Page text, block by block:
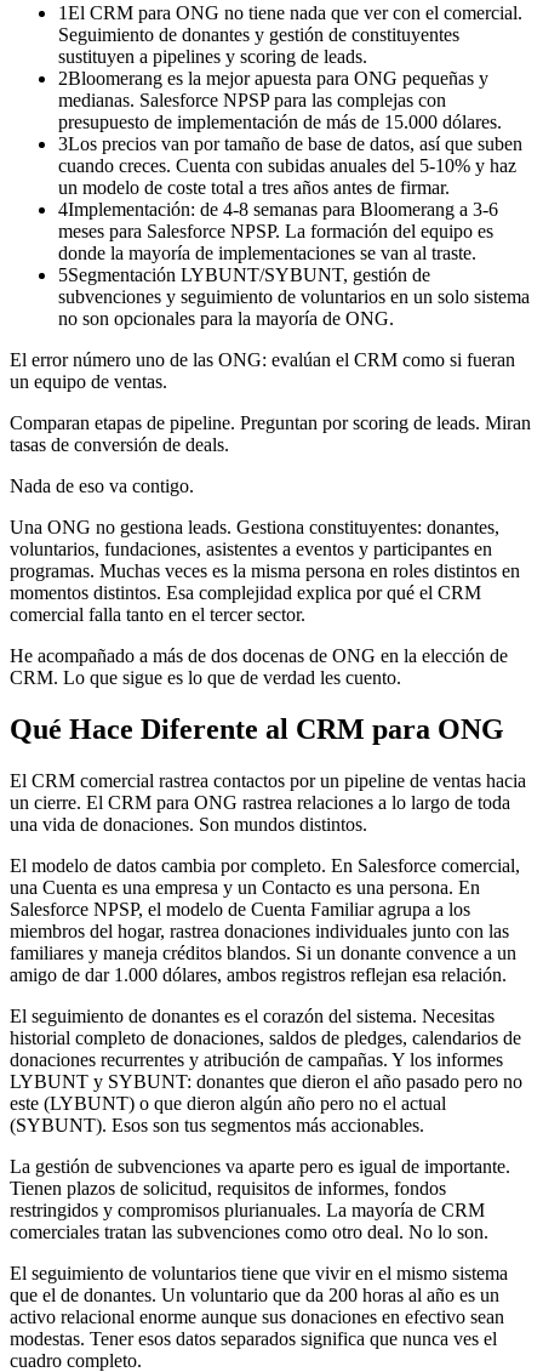
1El CRM para ONG no tiene nada que ver con el comercial.
Seguimiento de donantes y gestión de constituyentes
sustituyen a pipelines y scoring de leads.
2Bloomerang es la mejor apuesta para ONG pequeñas y
medianas. Salesforce NPSP para las complejas con
presupuesto de implementación de más de 15.000 dólares.
3Los precios van por tamaño de base de datos, así que suben
cuando creces. Cuenta con subidas anuales del 5-10% y haz
un modelo de coste total a tres años antes de firmar.
4Implementación: de 4-8 semanas para Bloomerang a 3-6
meses para Salesforce NPSP. La formación del equipo es
donde la mayoría de implementaciones se van al traste.
5Segmentación LYBUNT/SYBUNT, gestión de
subvenciones y seguimiento de voluntarios en un solo sistema
no son opcionales para la mayoría de ONG.
El error número uno de las ONG: evalúan el CRM como si fueran
un equipo de ventas.
Comparan etapas de pipeline. Preguntan por scoring de leads. Miran
tasas de conversión de deals.
Nada de eso va contigo.
Una ONG no gestiona leads. Gestiona constituyentes: donantes,
voluntarios, fundaciones, asistentes a eventos y participantes en
programas. Muchas veces es la misma persona en roles distintos en
momentos distintos. Esa complejidad explica por qué el CRM
comercial falla tanto en el tercer sector.
He acompañado a más de dos docenas de ONG en la elección de
CRM. Lo que sigue es lo que de verdad les cuento.
Qué Hace Diferente al CRM para ONG
El CRM comercial rastrea contactos por un pipeline de ventas hacia
un cierre. El CRM para ONG rastrea relaciones a lo largo de toda
una vida de donaciones. Son mundos distintos.
El modelo de datos cambia por completo. En Salesforce comercial,
una Cuenta es una empresa y un Contacto es una persona. En
Salesforce NPSP, el modelo de Cuenta Familiar agrupa a los
miembros del hogar, rastrea donaciones individuales junto con las
familiares y maneja créditos blandos. Si un donante convence a un
amigo de dar 1.000 dólares, ambos registros reflejan esa relación.
El seguimiento de donantes es el corazón del sistema. Necesitas
historial completo de donaciones, saldos de pledges, calendarios de
donaciones recurrentes y atribución de campañas. Y los informes
LYBUNT y SYBUNT: donantes que dieron el año pasado pero no
este (LYBUNT) o que dieron algún año pero no el actual
(SYBUNT). Esos son tus segmentos más accionables.
La gestión de subvenciones va aparte pero es igual de importante.
Tienen plazos de solicitud, requisitos de informes, fondos
restringidos y compromisos plurianuales. La mayoría de CRM
comerciales tratan las subvenciones como otro deal. No lo son.
El seguimiento de voluntarios tiene que vivir en el mismo sistema
que el de donantes. Un voluntario que da 200 horas al año es un
activo relacional enorme aunque sus donaciones en efectivo sean
modestas. Tener esos datos separados significa que nunca ves el
cuadro completo.